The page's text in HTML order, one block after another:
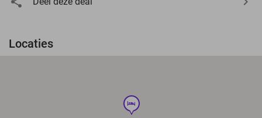
Locaties
hotel